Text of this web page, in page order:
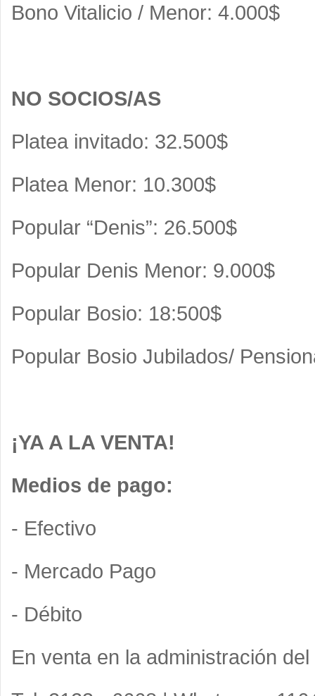
Bono Vitalicio / Menor: 4.000$
NO SOCIOS/AS
Platea invitado: 32.500$
Platea Menor: 10.300$
Popular “Denis”: 26.500$
Popular Denis Menor: 9.000$
Popular Bosio: 18:500$
Popular Bosio Jubilados/
¡YA A LA VENTA!
Medios de pago:
- Efectivo
- Mercado Pago
- Débito
En venta en la administración